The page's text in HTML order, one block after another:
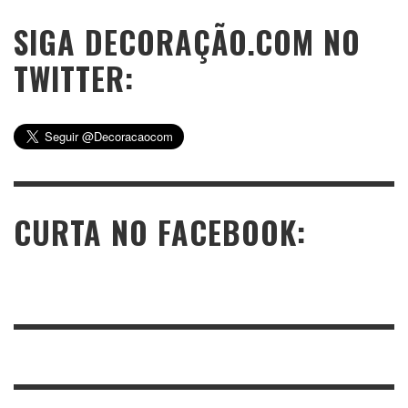
SIGA DECORAÇÃO.COM NO
TWITTER:
CURTA NO FACEBOOK: